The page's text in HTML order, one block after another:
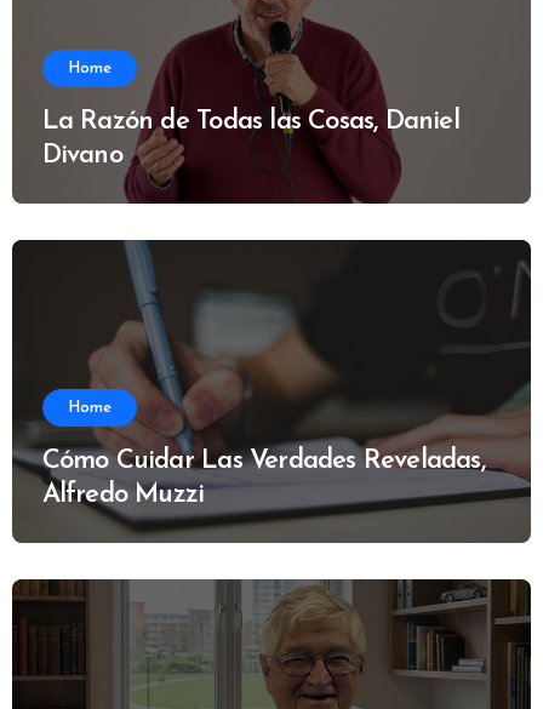
Home
La Razón de Todas las Cosas, Daniel
Divano
Home
Cómo Cuidar Las Verdades Reveladas,
Alfredo Muzzi